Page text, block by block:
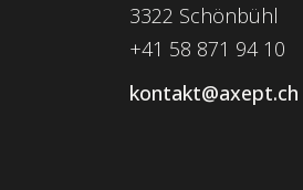
3322 Schönbühl
+41 58 871 94 10
kontakt@axept.ch